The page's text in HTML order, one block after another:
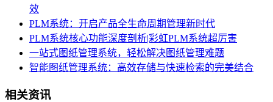
效
PLM系统：开启产品全生命周期管理新时代
PLM系统核心功能深度剖析|彩虹PLM系统超厉害
一站式图纸管理系统，轻松解决图纸管理难题
智能图纸管理系统：高效存储与快速检索的完美结合​
相关资讯